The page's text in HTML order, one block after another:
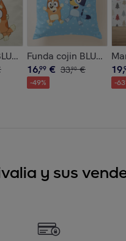
navy- celeste premium
con relleno 45x45 .
Funda cojin BLUEY
16,99 € 33,90 €
-49%
19,
-63
y sus